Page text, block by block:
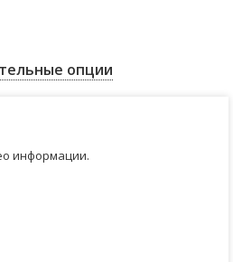
опции
информации.